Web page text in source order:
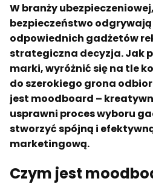
W branży
bezpieczeństwo
odpowiednich gadżetów
strategiczna decyzja. Jak
marki, wyróżnić się na tle
do szerokiego grona
jest moodboard –
usprawni proces wyboru
stworzyć spójną i
marketingową.
Czym jest